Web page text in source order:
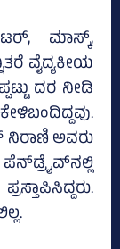
ಮಾಸ್ಕ್‌,
ವೈದ್ಯಕೀಯ
ದರ ನೀಡಿ
ನಿರಾಣಿ ಅವರು